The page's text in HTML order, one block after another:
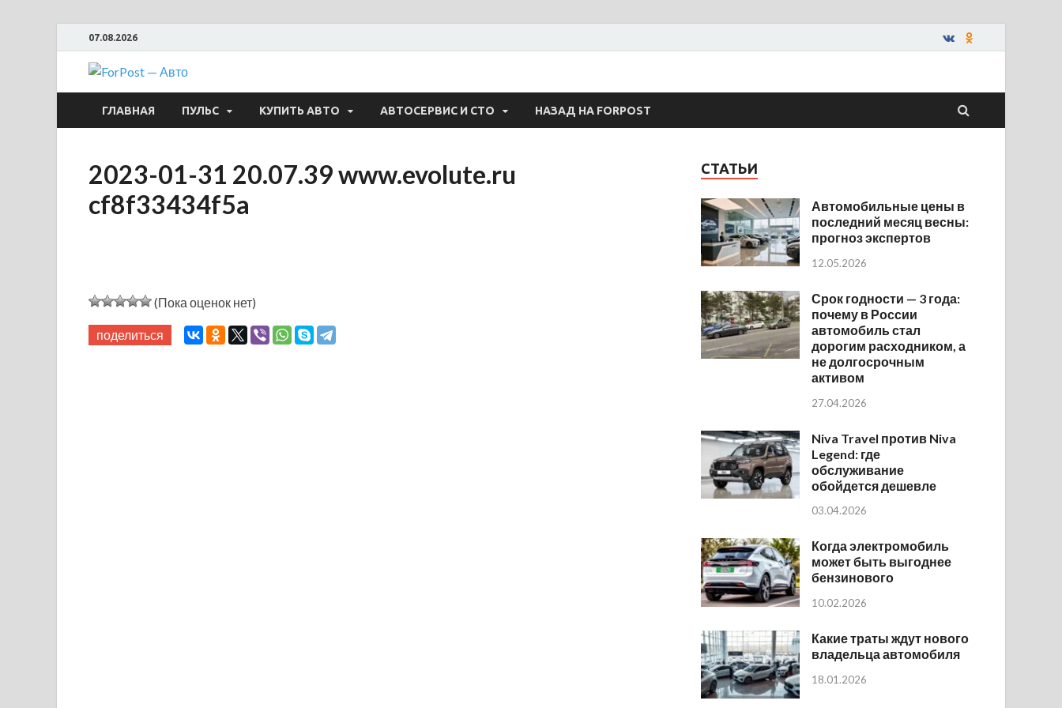
07.08.2026
ForPost — Авто
ГЛАВНАЯ ПУЛЬС КУПИТЬ АВТО АВТОСЕРВИС И СТО НАЗАД НА FORPOST
2023-01-31 20.07.39 www.evolute.ru
cf8f33434f5a
(Пока оценок нет)
поделиться
СТАТЬИ
Автомобильные цены в
последний месяц весны:
прогноз экспертов
12.05.2026
Срок годности — 3 года:
почему в России
автомобиль стал
дорогим расходником, а
не долгосрочным
активом
27.04.2026
Niva Travel против Niva
Legend: где
обслуживание
обойдется дешевле
03.04.2026
Когда электромобиль
может быть выгоднее
бензинового
10.02.2026
Какие траты ждут нового
владельца автомобиля
18.01.2026